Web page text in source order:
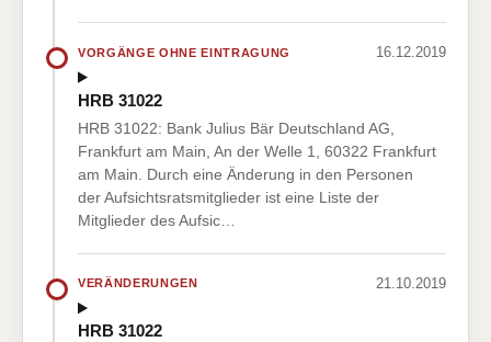
VORGÄNGE OHNE EINTRAGUNG 16.12.2019
HRB 31022
HRB 31022: Bank Julius Bär Deutschland AG,
Frankfurt am Main, An der Welle 1, 60322 Frankfurt
am Main. Durch eine Änderung in den Personen
der Aufsichtsratsmitglieder ist eine Liste der
Mitglieder des Aufsic…
VERÄNDERUNGEN 21.10.2019
HRB 31022